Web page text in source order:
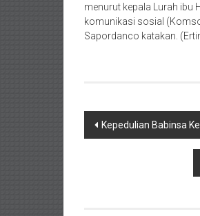
menurut kepala Lurah ibu
komunikasi sosial
Sapordanco katakan.
Post
Kepedulian Babinsa